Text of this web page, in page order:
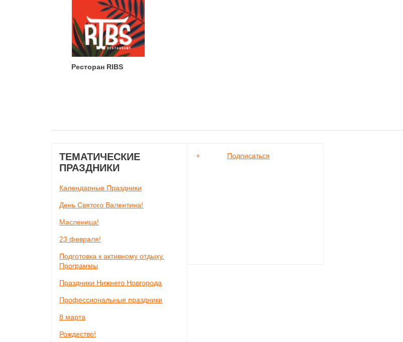
Ресторан RIBS
ТЕМАТИЧЕСКИЕ
ПРАЗДНИКИ
Календарные Праздники
День Святого Валентина!
Масленица!
23 февраля!
Подготовка к активному отдыху.
Программы
Праздники Нижнего Новгорода
Профессиональные праздники
8 марта
Рождество!
+ Подписаться